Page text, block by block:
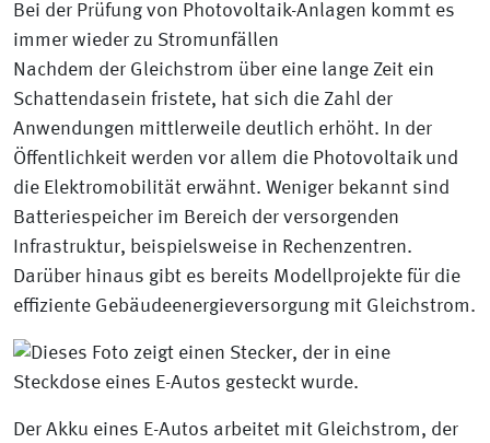
Bei der Prüfung von Photovoltaik-Anlagen kommt es
immer wieder zu Stromunfällen
Nachdem der Gleichstrom über eine lange Zeit ein
Schattendasein fristete, hat sich die Zahl der
Anwendungen mittlerweile deutlich erhöht. In der
Öffentlichkeit werden vor allem die Photovoltaik und
die Elektromobilität erwähnt. Weniger bekannt sind
Batteriespeicher im Bereich der versorgenden
Infrastruktur, beispielsweise in Rechenzentren.
Darüber hinaus gibt es bereits Modellprojekte für die
effiziente Gebäudeenergieversorgung mit Gleichstrom.
Der Akku eines E-Autos arbeitet mit Gleichstrom, der